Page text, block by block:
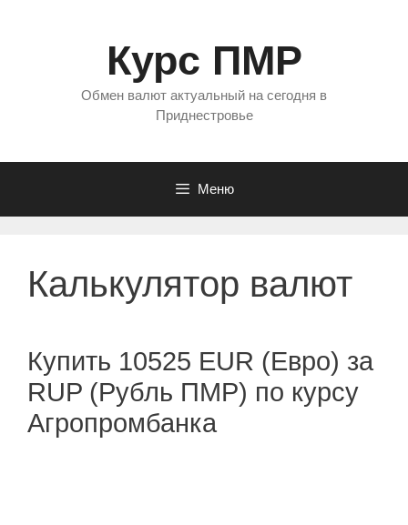
Курс ПМР
Обмен валют актуальный на сегодня в
Приднестровье
Меню
Калькулятор валют
Купить 10525 EUR (Евро) за
RUP (Рубль ПМР) по курсу
Агропромбанка